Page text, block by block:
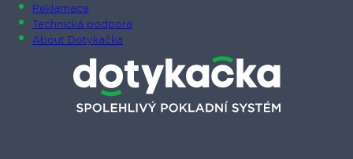
Reklamace
Technická podpora
About Dotykačka